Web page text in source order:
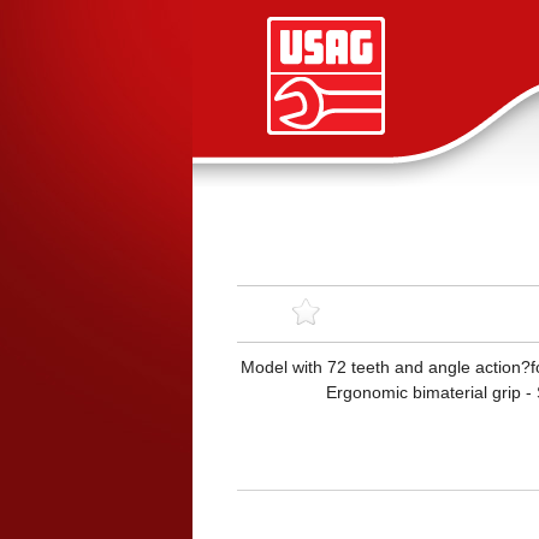
Model with 72 teeth and angle
Ergonomic bimaterial grip